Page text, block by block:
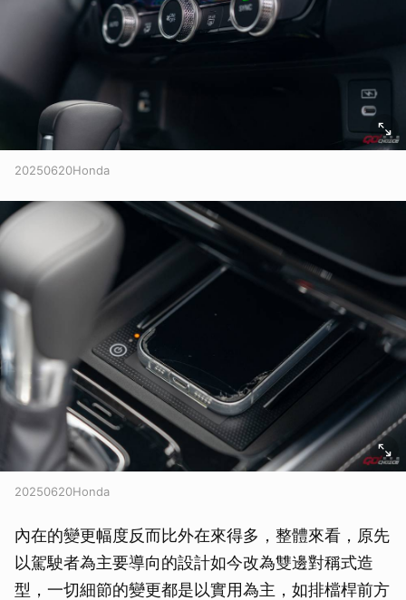
20250620Honda
20250620Honda
內在的變更幅度反而比外在來得多，整體來看，原先
以駕駛者為主要導向的設計如今改為雙邊對稱式造
型，一切細節的變更都是以實用為主，如排檔桿前方